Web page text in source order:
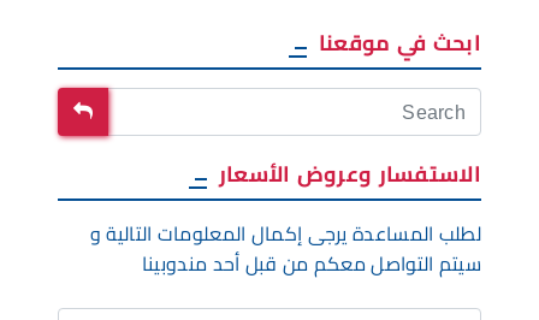
ابحث في موقعنا
الاستفسار وعروض الأسعار
لطلب المساعدة يرجى إكمال المعلومات التالية و
سيتم التواصل معكم من قبل أحد مندوبينا